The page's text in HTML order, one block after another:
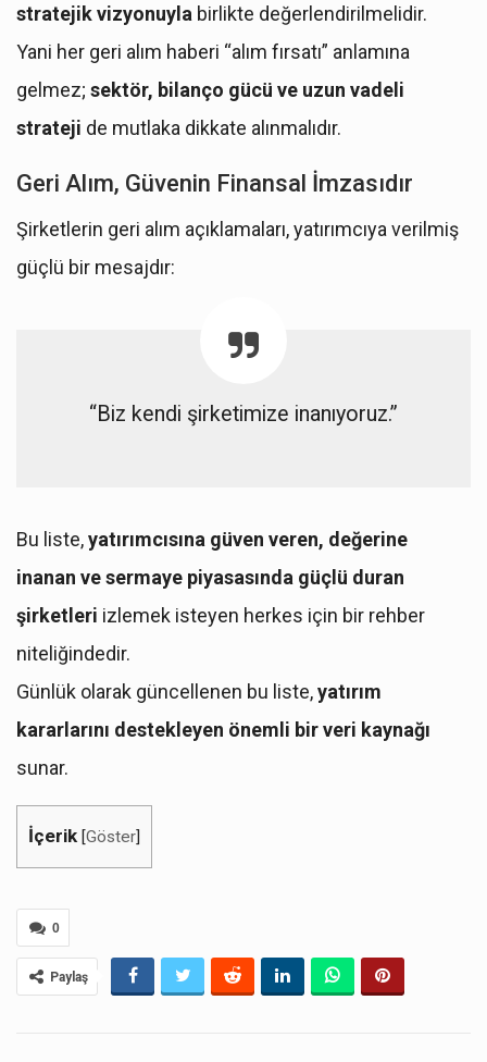
stratejik vizyonuyla birlikte değerlendirilmelidir.
Yani her geri alım haberi “alım fırsatı” anlamına
gelmez; sektör, bilanço gücü ve uzun vadeli
strateji de mutlaka dikkate alınmalıdır.
Geri Alım, Güvenin Finansal İmzasıdır
Şirketlerin geri alım açıklamaları, yatırımcıya verilmiş
güçlü bir mesajdır:
“Biz kendi şirketimize inanıyoruz.”
Bu liste,yatırımcısına güven veren, değerine
inanan ve sermaye piyasasında güçlü duran
şirketleri izlemek isteyen herkes için bir rehber
niteliğindedir.
Günlük olarak güncellenen bu liste,yatırım
kararlarını destekleyen önemli bir veri kaynağı
sunar.
İçerik [Göster]
0
Paylaş